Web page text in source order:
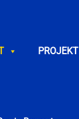
PROJEKT